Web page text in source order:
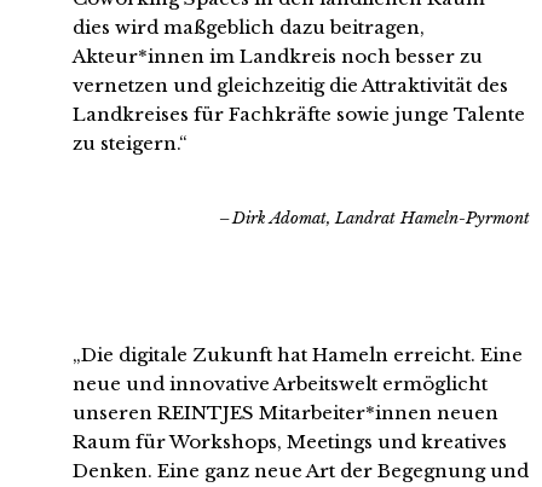
dies wird maßgeblich dazu beitragen,
Akteur*innen im Landkreis noch besser zu
vernetzen und gleichzeitig die Attraktivität des
Landkreises für Fachkräfte sowie junge Talente
zu steigern.“
Dirk Adomat, Landrat Hameln-Pyrmont
„Die digitale Zukunft hat Hameln erreicht. Eine
neue und innovative Arbeitswelt ermöglicht
unseren REINTJES Mitarbeiter*innen neuen
Raum für Workshops, Meetings und kreatives
Denken. Eine ganz neue Art der Begegnung und